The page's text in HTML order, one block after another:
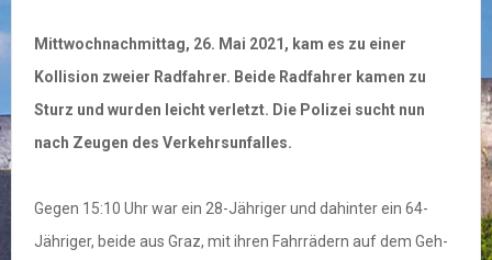
Mittwochnachmittag, 26. Mai 2021, kam es zu einer
Kollision zweier Radfahrer. Beide Radfahrer kamen zu
Sturz und wurden leicht verletzt. Die Polizei sucht nun
nach Zeugen des Verkehrsunfalles.
Gegen 15:10 Uhr war ein 28-Jähriger und dahinter ein 64-
Jähriger, beide aus Graz, mit ihren Fahrrädern auf dem Geh-